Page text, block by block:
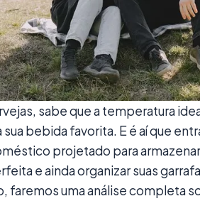
sabe que a temperatura
bebida favorita. E é aí que
projetado para armazenar
e ainda organizar suas
faremos uma análise completa